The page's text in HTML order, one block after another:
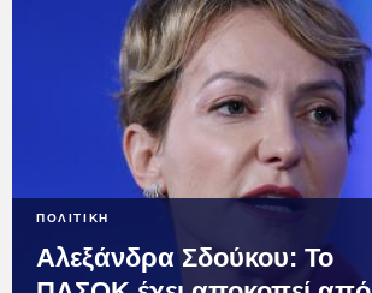
ΠΟΛΙΤΙΚΗ
Αλεξάνδρα Σδούκου: Το